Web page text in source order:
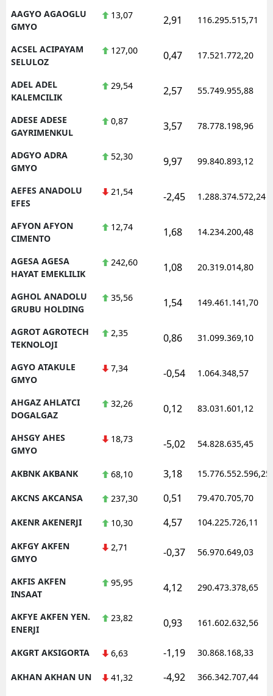
AAGYO AGAOGLU
GMYO
13,07 2,91 116.295.515,71
ACSEL ACIPAYAM
SELULOZ
127,00 0,47 17.521.772,20
ADEL ADEL
KALEMCILIK
29,54 2,57 55.749.955,88
ADESE ADESE
GAYRIMENKUL
0,87 3,57 78.778.198,96
ADGYO ADRA
GMYO
52,30 9,97 99.840.893,12
AEFES ANADOLU
EFES
21,54 -2,45 1.288.374.572,24
AFYON AFYON
CIMENTO
12,74 1,68 14.234.200,48
AGESA AGESA
HAYAT EMEKLILIK
242,60 1,08 20.319.014,80
AGHOL ANADOLU
GRUBU HOLDING
35,56 1,54 149.461.141,70
AGROT AGROTECH
TEKNOLOJI
2,35 0,86 31.099.369,10
AGYO ATAKULE
GMYO
7,34 -0,54 1.064.348,57
AHGAZ AHLATCI
DOGALGAZ
32,26 0,12 83.031.601,12
AHSGY AHES
GMYO
18,73 -5,02 54.828.635,45
AKBNK AKBANK 68,10 3,18 15.776.552.596,25
AKCNS AKCANSA 237,30 0,51 79.470.705,70
AKENR AKENERJI 10,30 4,57 104.225.726,11
AKFGY AKFEN
GMYO
2,71 -0,37 56.970.649,03
AKFIS AKFEN
INSAAT
95,95 4,12 290.473.378,65
AKFYE AKFEN YEN.
ENERJI
23,82 0,93 161.602.632,56
AKGRT AKSIGORTA 6,63 -1,19 30.868.168,33
AKHAN AKHAN UN 41,32 -4,92 366.342.707,44